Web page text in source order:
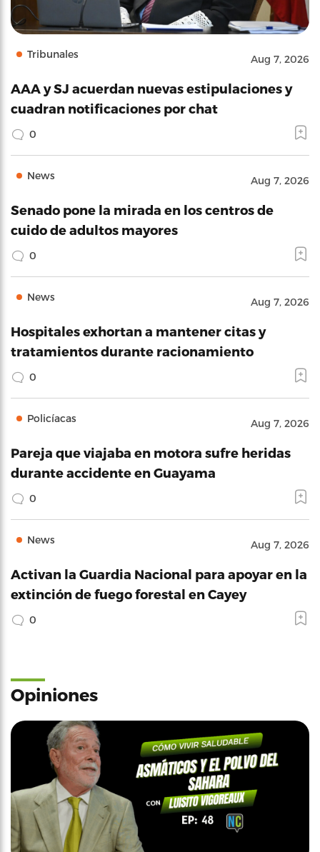
Tribunales Aug 7, 2026
AAA y SJ acuerdan nuevas estipulaciones y
cuadran notificaciones por chat
0
News Aug 7, 2026
Senado pone la mirada en los centros de
cuido de adultos mayores
0
News Aug 7, 2026
Hospitales exhortan a mantener citas y
tratamientos durante racionamiento
0
Policíacas Aug 7, 2026
Pareja que viajaba en motora sufre heridas
durante accidente en Guayama
0
News Aug 7, 2026
Activan la Guardia Nacional para apoyar en la
extinción de fuego forestal en Cayey
0
Opiniones